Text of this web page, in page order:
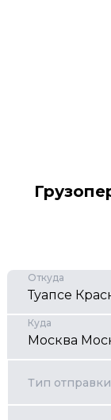
Откуда
Куда
Тип отправки